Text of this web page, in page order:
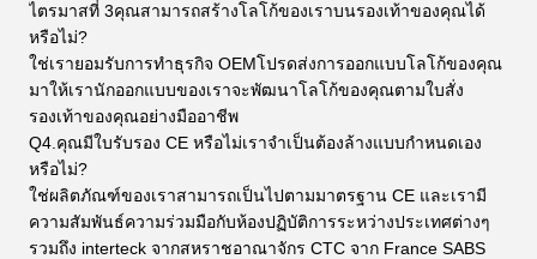
ไตรมาสที่ 3คุณสามารถสร้างโลโก้ของเราบนรองเท้าของคุณได้
หรือไม่?
ใช่เรายอมรับการทำธุรกิจ OEMโปรดส่งการออกแบบโลโก้ของคุณ
มาให้เรานักออกแบบของเราจะพัฒนาโลโก้ของคุณตามใบสั่ง
รองเท้าของคุณอย่างมืออาชีพ
Q4.คุณมีใบรับรอง CE หรือไม่เราจำเป็นต้องล้างแบบกำหนดเอง
หรือไม่?
ใช่ผลิตภัณฑ์ของเราสามารถเป็นไปตามมาตรฐาน CE และเรามี
ความสัมพันธ์ความร่วมมือกับห้องปฏิบัติการระหว่างประเทศต่างๆ
รวมถึง interteck จากสหราชอาณาจักร CTC จาก France SABS